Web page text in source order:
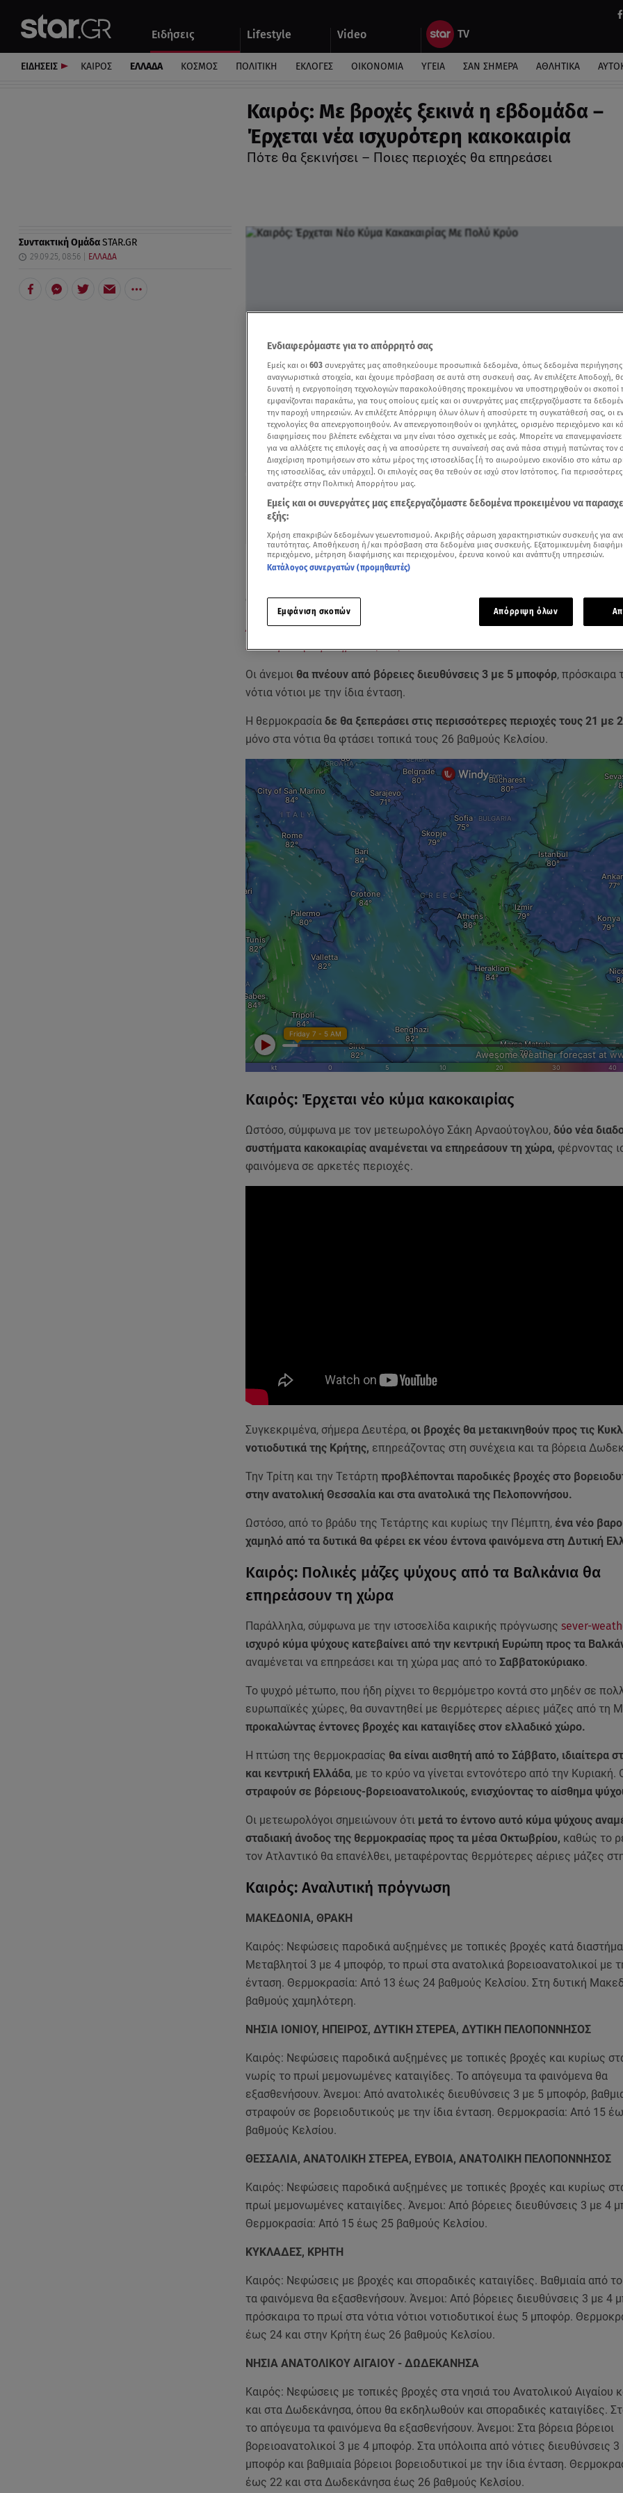
Ειδήσεις Lifestyle Video
Αυτοκίνητο
ΕΙΔΗΣΕΙΣ ΚΑΙΡΟΣ ΕΛΛΑΔΑ ΚΟΣΜΟΣ ΠΟΛΙΤΙΚΗ ΕΚΛΟΓΕΣ ΟΙΚΟΝΟΜΙΑ ΥΓΕΙΑ ΣΑΝ ΣΗΜΕΡΑ ΑΘΛΗΤΙΚΑ
Καιρός: Με βροχές ξεκινά η εβδομάδα –
Έρχεται νέα ισχυρότερη κακοκαιρία
Πότε θα ξεκινήσει – Ποιες περιοχές θα επηρεάσει
Συντακτική ΟμάδαSTAR.GR
29.09.25, 08:56 ΕΛΛΑΔΑ
Δείτε περισσότερα άρθρα μας στα αποτελέσματα αναζήτησης
Με φθινοπωρινόκαιρόξεκινά η νέα εβδομάδα, καθώς τοπικές βροχές
φαινόμενα θα εξασθενήσουν.
Δείτε καθημερινά την πρόγνωση του καιρού από το Star, σύμφωνα με την
Μετεωρολογική Υπηρεσία (ΕΜΥ)
Οι άνεμοιθα πνέουν από βόρειες διευθύνσεις 3 με 5 μποφόρ, πρόσκαιρα
νότια νότιοι με την ίδια ένταση.
Η θερμοκρασία δε θα ξεπεράσει στις περισσότερες περιοχές τους 21 με
μόνο στα νότια θα φτάσει τοπικά τους 26 βαθμούς Κελσίου.
Καιρός: Έρχεται νέο κύμα κακοκαιρίας
Ωστόσο, σύμφωνα με τον μετεωρολόγο Σάκη Αρναούτογλου, δύο νέα
συστήματα κακοκαιρίας αναμένεται να επηρεάσουν τη χώρα, φέρνοντας
φαινόμενα σε αρκετές περιοχές.
Συγκεκριμένα, σήμερα Δευτέρα, οι βροχές θα μετακινηθούν προς τις
νοτιοδυτικά της Κρήτης, επηρεάζοντας στη συνέχεια και τα βόρεια
Την Τρίτη και την Τετάρτη προβλέπονται παροδικές βροχές στο
στην ανατολική Θεσσαλία και στα ανατολικά της Πελοποννήσου.
Ωστόσο, από το βράδυ της Τετάρτης και κυρίως την Πέμπτη, ένα νέο
χαμηλό από τα δυτικά θα φέρει εκ νέου έντονα φαινόμενα στη Δυτική
Καιρός: Πολικές μάζες ψύχους από τα Βαλκάνια θα
επηρεάσουν τη χώρα
Παράλληλα, σύμφωνα με την ιστοσελίδα καιρικής πρόγνωσης sever-
ισχυρό κύμα ψύχους κατεβαίνει από την κεντρική Ευρώπη προς τα
αναμένεται να επηρεάσει και τη χώρα μας από το Σαββατοκύριακο.
Το ψυχρό μέτωπο, που ήδη ρίχνει το θερμόμετρο κοντά στο μηδέν σε
ευρωπαϊκές χώρες, θα συναντηθεί με θερμότερες αέριες μάζες από τη
προκαλώντας έντονες βροχές και καταιγίδες στον ελλαδικό χώρο.
H πτώση της θερμοκρασίας θα είναι αισθητή από το Σάββατο, ιδιαίτερα
και κεντρική Ελλάδα, με το κρύο να γίνεται εντονότερο από την Κυριακή.
στραφούν σε βόρειους-βορειοανατολικούς, ενισχύοντας το αίσθημα
Οι μετεωρολόγοι σημειώνουν ότι μετά το έντονο αυτό κύμα ψύχους
σταδιακή άνοδος της θερμοκρασίας προς τα μέσα Οκτωβρίου, καθώς το
τον Ατλαντικό θα επανέλθει, μεταφέροντας θερμότερες αέριες μάζες
Καιρός: Αναλυτική πρόγνωση
ΜΑΚΕΔΟΝΙΑ, ΘΡΑΚΗ
Καιρός: Νεφώσεις παροδικά αυξημένες με τοπικές βροχές κατά
Μεταβλητοί 3 με 4 μποφόρ, το πρωί στα ανατολικά βορειοανατολικοί με
ένταση. Θερμοκρασία: Από 13 έως 24 βαθμούς Κελσίου. Στη δυτική
βαθμούς χαμηλότερη.
ΝΗΣΙΑ ΙΟΝΙΟΥ, ΗΠΕΙΡΟΣ, ΔΥΤΙΚΗ ΣΤΕΡΕΑ, ΔΥΤΙΚΗ ΠΕΛΟΠΟΝΝΗΣΟΣ
Καιρός: Νεφώσεις παροδικά αυξημένες με τοπικές βροχές και κυρίως
νωρίς το πρωί μεμονωμένες καταιγίδες. Το απόγευμα τα φαινόμενα θα
εξασθενήσουν. Άνεμοι: Από ανατολικές διευθύνσεις 3 με 5 μποφόρ,
στραφούν σε βορειοδυτικούς με την ίδια ένταση. Θερμοκρασία: Από 15
βαθμούς Κελσίου.
ΘΕΣΣΑΛΙΑ, ΑΝΑΤΟΛΙΚΗ ΣΤΕΡΕΑ, ΕΥΒΟΙΑ, ΑΝΑΤΟΛΙΚΗ ΠΕΛΟΠΟΝΝΗΣΟΣ
Καιρός: Νεφώσεις παροδικά αυξημένες με τοπικές βροχές και κυρίως
πρωί μεμονωμένες καταιγίδες. Άνεμοι: Από βόρειες διευθύνσεις 3 με 4
Θερμοκρασία: Από 15 έως 25 βαθμούς Κελσίου.
ΚΥΚΛΑΔΕΣ, ΚΡΗΤΗ
Καιρός: Νεφώσεις με βροχές και σποραδικές καταιγίδες. Βαθμιαία από
τα φαινόμενα θα εξασθενήσουν. Άνεμοι: Από βόρειες διευθύνσεις 3 με 4
πρόσκαιρα το πρωί στα νότια νότιοι νοτιοδυτικοί έως 5 μποφόρ.
έως 24 και στην Κρήτη έως 26 βαθμούς Κελσίου.
ΝΗΣΙΑ ΑΝΑΤΟΛΙΚΟΥ ΑΙΓΑΙΟΥ - ΔΩΔΕΚΑΝΗΣΑ
Καιρός: Νεφώσεις με τοπικές βροχές στα νησιά του Ανατολικού Αιγαίου
και στα Δωδεκάνησα, όπου θα εκδηλωθούν και σποραδικές καταιγίδες.
το απόγευμα τα φαινόμενα θα εξασθενήσουν. Άνεμοι: Στα βόρεια βόρειοι
βορειοανατολικοί 3 με 4 μποφόρ. Στα υπόλοιπα από νότιες διευθύνσεις 3
μποφόρ και βαθμιαία βόρειοι βορειοδυτικοί με την ίδια ένταση.
έως 22 και στα Δωδεκάνησα έως 26 βαθμούς Κελσίου.
Ενδιαφερόμαστε για το απόρρητό σας
Εμείς και οι 603 συνεργάτες μας αποθηκεύουμε προσωπικά δεδομένα, όπως δεδομένα
αναγνωριστικά στοιχεία, και έχουμε πρόσβαση σε αυτά στη συσκευή σας. Αν επιλέξετε Αποδοχή,
δυνατή η ενεργοποίηση τεχνολογιών παρακολούθησης προκειμένου να υποστηριχθούν οι σκοποί
εμφανίζονται παρακάτω, για τους οποίους εμείς και οι συνεργάτες μας επεξεργαζόμαστε τα
την παροχή υπηρεσιών. Αν επιλέξετε Απόρριψη όλων όλων ή αποσύρετε τη συγκατάθεσή σας, οι
τεχνολογίες θα απενεργοποιηθούν. Αν απενεργοποιηθούν οι ιχνηλάτες, ορισμένο περιεχόμενο και
διαφημίσεις που βλέπετε ενδέχεται να μην είναι τόσο σχετικές με εσάς. Μπορείτε να
για να αλλάξετε τις επιλογές σας ή να αποσύρετε τη συναίνεσή σας ανά πάσα στιγμή πατώντας τον
Διαχείριση προτιμήσεων στο κάτω μέρος της ιστοσελίδας [ή το αιωρούμενο εικονίδιο στο κάτω
της ιστοσελίδας, εάν υπάρχει]. Οι επιλογές σας θα τεθούν σε ισχύ στον Ιστότοπος. Για
ανατρέξτε στην Πολιτική Απορρήτου μας.
Εμείς και οι συνεργάτες μας επεξεργαζόμαστε δεδομένα προκειμένου να
εξής:
Χρήση επακριβών δεδομένων γεωεντοπισμού. Ακριβής σάρωση χαρακτηριστικών συσκευής για
ταυτότητας. Αποθήκευση ή/και πρόσβαση στα δεδομένα μιας συσκευής. Εξατομικευμένη
περιεχόμενο, μέτρηση διαφήμισης και περιεχομένου, έρευνα κοινού και ανάπτυξη υπηρεσιών.
Κατάλογος συνεργατών (προμηθευτές)
Εμφάνιση σκοπών Απόρριψη όλων